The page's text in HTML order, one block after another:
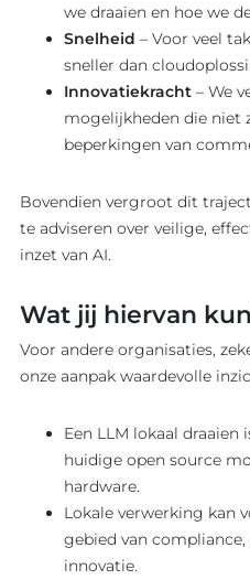
we draaien en hoe we
Snelheid – Voor veel
sneller dan
Innovatiekracht – We
mogelijkheden die niet
beperkingen van
Bovendien vergroot dit
te adviseren over veilige,
inzet van AI.
Wat jij hiervan
Voor andere organisaties,
onze aanpak waardevolle
Een LLM lokaal draaien
huidige open source
hardware.
Lokale verwerking kan
gebied van
innovatie.